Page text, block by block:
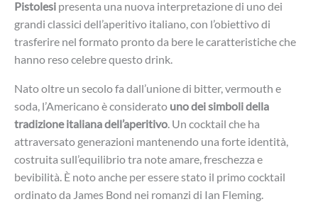
Pistolesi presenta una nuova interpretazione di uno dei
grandi classici dell’aperitivo italiano, con l’obiettivo di
trasferire nel formato pronto da bere le caratteristiche che
hanno reso celebre questo drink.
Nato oltre un secolo fa dall’unione di bitter, vermouth e
soda, l’Americano è considerato uno dei simboli della
tradizione italiana dell’aperitivo. Un cocktail che ha
attraversato generazioni mantenendo una forte identità,
costruita sull’equilibrio tra note amare, freschezza e
bevibilità. È noto anche per essere stato il primo cocktail
ordinato da James Bond nei romanzi di Ian Fleming.